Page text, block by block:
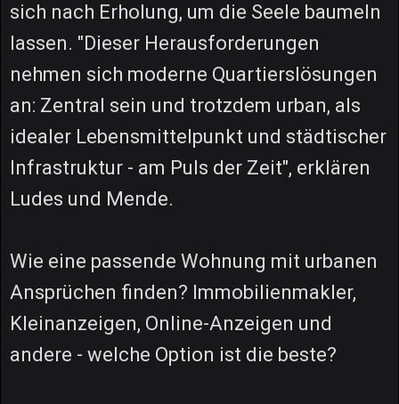
sich nach Erholung, um die Seele baumeln
lassen. "Dieser Herausforderungen
nehmen sich moderne Quartierslösungen
an: Zentral sein und trotzdem urban, als
idealer Lebensmittelpunkt und städtischer
Infrastruktur - am Puls der Zeit", erklären
Ludes und Mende.
Wie eine passende Wohnung mit urbanen
Ansprüchen finden? Immobilienmakler,
Kleinanzeigen, Online-Anzeigen und
andere - welche Option ist die beste?